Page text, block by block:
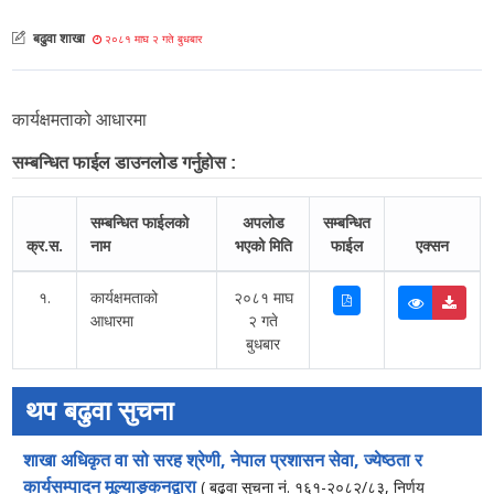
बढुवा शाखा २०८१ माघ २ गते बुधबार
कार्यक्षमताको आधारमा
सम्बन्धित फाईल डाउनलोड गर्नुहोस :
क्र.स.
सम्बन्धित फाईलको
नाम
अपलोड
भएको मिति
सम्बन्धित
फाईल
एक्सन
१.
कार्यक्षमताको
आधारमा
२०८१ माघ
२ गते
बुधबार
थप बढुवा सुचना
शाखा अधिकृत वा सो सरह श्रेणी, नेपाल प्रशासन सेवा, ज्येष्ठता र
कार्यसम्पादन मूल्याङ्कनद्वारा( बढुवा सुचना नं. १६१-२०८२/८३, निर्णय